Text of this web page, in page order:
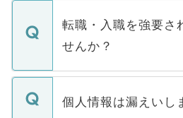
いただきますので、し
マイナビDOCTORで
うち約3割は、Webサ
けない「非公開求人」
下記の理由によって、
ません。
■応募殺到を避けるた
転職・入職を強要さ
せんか？
転職・入職を強要する
ん。また、仮に応募先
個人情報は漏えいし